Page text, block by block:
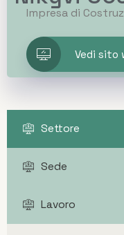
Impresa di
Vedi sito
Settore
Sede
Lavoro